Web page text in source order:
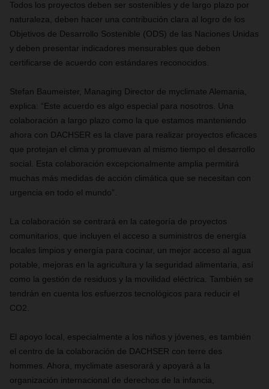
Todos los proyectos deben ser sostenibles y de largo plazo por
naturaleza, deben hacer una contribución clara al logro de los
Objetivos de Desarrollo Sostenible (ODS) de las Naciones Unidas
y deben presentar indicadores mensurables que deben
certificarse de acuerdo con estándares reconocidos.
Stefan Baumeister, Managing Director de myclimate Alemania,
explica: “Este acuerdo es algo especial para nosotros. Una
colaboración a largo plazo como la que estamos manteniendo
ahora con DACHSER es la clave para realizar proyectos eficaces
que protejan el clima y promuevan al mismo tiempo el desarrollo
social. Esta colaboración excepcionalmente amplia permitirá
muchas más medidas de acción climática que se necesitan con
urgencia en todo el mundo”.
La colaboración se centrará en la categoría de proyectos
comunitarios, que incluyen el acceso a suministros de energía
locales limpios y energía para cocinar, un mejor acceso al agua
potable, mejoras en la agricultura y la seguridad alimentaria, así
como la gestión de residuos y la movilidad eléctrica. También se
tendrán en cuenta los esfuerzos tecnológicos para reducir el
CO2.
El apoyo local, especialmente a los niños y jóvenes, es también
el centro de la colaboración de DACHSER con terre des
hommes. Ahora, myclimate asesorará y apoyará a la
organización internacional de derechos de la infancia,